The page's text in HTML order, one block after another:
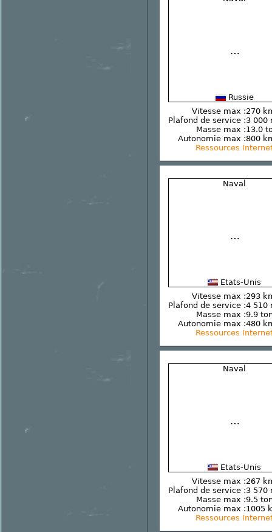
Russie
Vitesse max :270
Plafond de service :3 000
Masse max :13.0
Autonomie max :800
Ressources
Naval
Etats-Unis
Vitesse max :293
Plafond de service :4 510
Masse max :9.9
Autonomie max :480
Ressources
Naval
Etats-Unis
Vitesse max :267
Plafond de service :3 570
Masse max :9.5
Autonomie max :1005
Ressources